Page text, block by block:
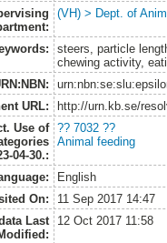
(VH) > Dept. of
steers, particle
chewing activity,
URL:
http://urn.kb.se/
Use of
04-30.:
?? 7032 ??
Animal feeding
English
On:
11 Sep 2017 14:47
Last
12 Oct 2017 11:58